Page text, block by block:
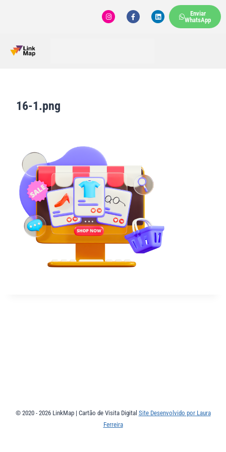
Enviar
WhatsApp
16-1.png
© 2020 - 2026 LinkMap | Cartão de Visita Digital Site Desenvolvido por Laura
Ferreira